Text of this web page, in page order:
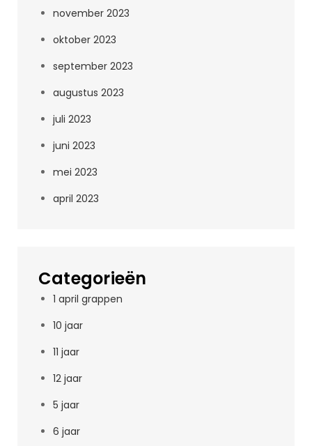
november 2023
oktober 2023
september 2023
augustus 2023
juli 2023
juni 2023
mei 2023
april 2023
Categorieën
1 april grappen
10 jaar
11 jaar
12 jaar
5 jaar
6 jaar